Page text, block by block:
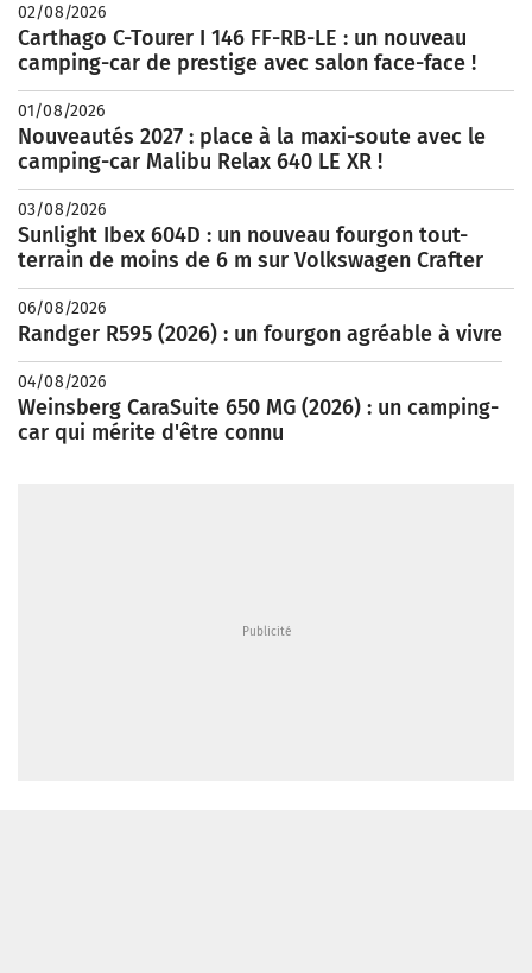
02/08/2026
Carthago C-Tourer I 146 FF-RB-LE : un nouveau
camping-car de prestige avec salon face-face !
01/08/2026
Nouveautés 2027 : place à la maxi-soute avec le
camping-car Malibu Relax 640 LE XR !
03/08/2026
Sunlight Ibex 604D : un nouveau fourgon tout-
terrain de moins de 6 m sur Volkswagen Crafter
06/08/2026
Randger R595 (2026) : un fourgon agréable à vivre
04/08/2026
Weinsberg CaraSuite 650 MG (2026) : un camping-
car qui mérite d'être connu